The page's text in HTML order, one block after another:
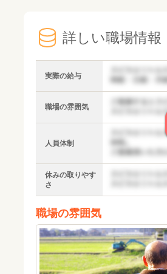
詳しい職場情報
実際の給与
職場の雰囲気
人員体制
休みの取りやす
さ
職場の雰囲気